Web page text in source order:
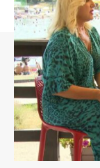
Info
O nama
Kontakt
Impressum